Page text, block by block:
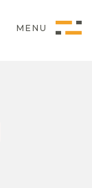
MENU